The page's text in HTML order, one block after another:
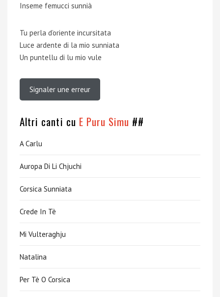
Inseme femucci sunnià
Tu perla d’oriente incursitata
Luce ardente di la mio sunniata
Un puntellu di lu mio vule
Signaler une erreur
Altri canti cu E Puru Simu ##
A Carlu
Auropa Di Li Chjuchi
Corsica Sunniata
Crede In Tè
Mi Vulteraghju
Natalina
Per Tè O Corsica